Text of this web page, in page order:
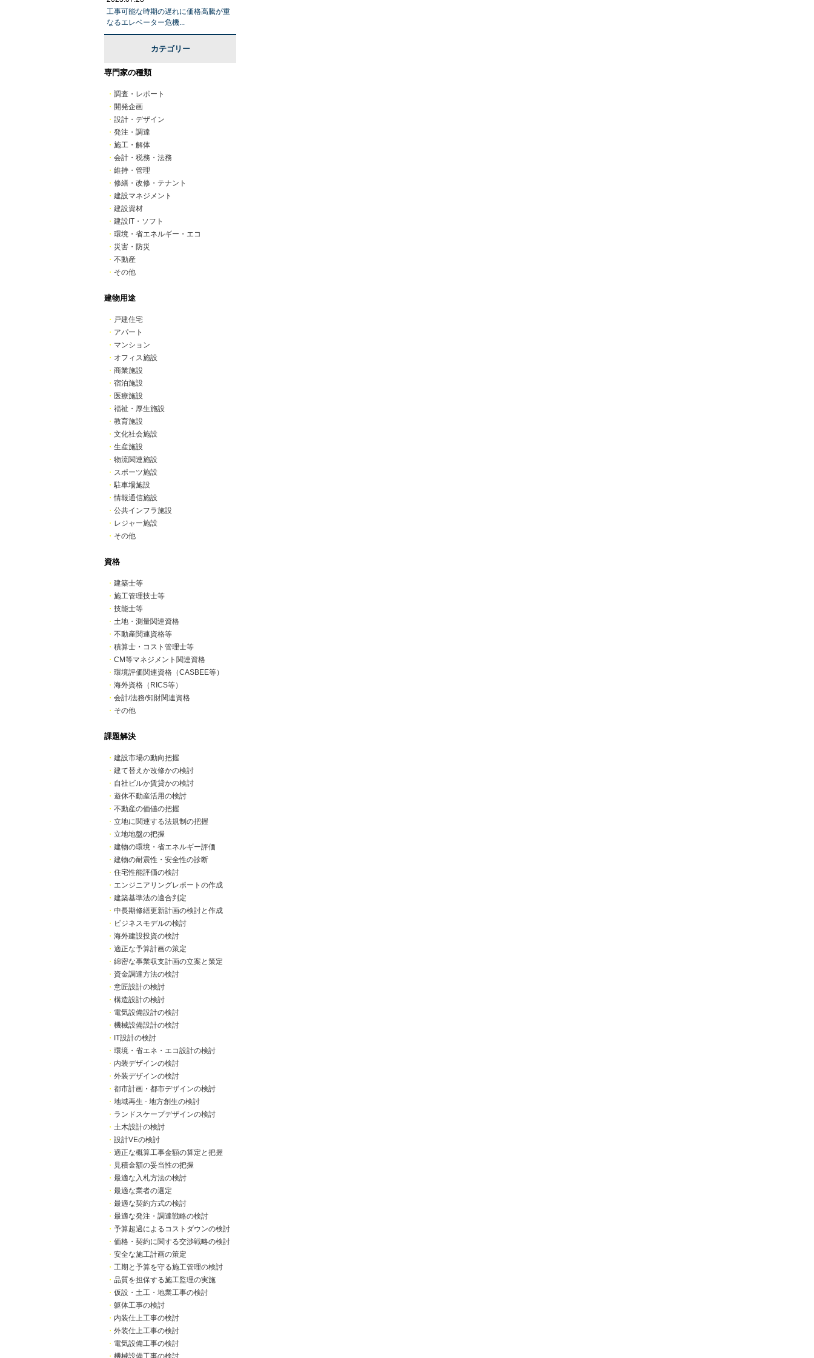
工事可能な時期の遅れに価格高騰が重
なるエレベーター危機...
カテゴリー
専門家の種類
・ 調査・レポート
・ 開発企画
・ 設計・デザイン
・ 発注・調達
・ 施工・解体
・ 会計・税務・法務
・ 維持・管理
・ 修繕・改修・テナント
・ 建設マネジメント
・ 建設資材
・ 建設IT・ソフト
・ 環境・省エネルギー・エコ
・ 災害・防災
・ 不動産
・ その他
建物用途
・ 戸建住宅
・ アパート
・ マンション
・ オフィス施設
・ 商業施設
・ 宿泊施設
・ 医療施設
・ 福祉・厚生施設
・ 教育施設
・ 文化社会施設
・ 生産施設
・ 物流関連施設
・ スポーツ施設
・駐車場施設
・情報通信施設
・ 公共インフラ施設
・ レジャー施設
・ その他
資格
・ 建築士等
・ 施工管理技士等
・ 技能士等
・ 土地・測量関連資格
・ 不動産関連資格等
・ 積算士・コスト管理士等
・ CM等マネジメント関連資格
・ 環境評価関連資格（CASBEE等）
・ 海外資格（RICS等）
・ 会計/法務/知財関連資格
・ その他
課題解決
・ 建設市場の動向把握
・ 建て替えか改修かの検討
・ 自社ビルか賃貸かの検討
・ 遊休不動産活用の検討
・ 不動産の価値の把握
・ 立地に関連する法規制の把握
・ 立地地盤の把握
・ 建物の環境・省エネルギー評価
・ 建物の耐震性・安全性の診断
・ 住宅性能評価の検討
・ エンジニアリングレポートの作成
・ 建築基準法の適合判定
・ 中長期修繕更新計画の検討と作成
・ ビジネスモデルの検討
・ 海外建設投資の検討
・ 適正な予算計画の策定
・ 綿密な事業収支計画の立案と策定
・ 資金調達方法の検討
・ 意匠設計の検討
・ 構造設計の検討
・ 電気設備設計の検討
・ 機械設備設計の検討
・ IT設計の検討
・ 環境・省エネ・エコ設計の検討
・ 内装デザインの検討
・ 外装デザインの検討
・ 都市計画・都市デザインの検討
・ 地域再生 - 地方創生の検討
・ ランドスケープデザインの検討
・ 土木設計の検討
・ 設計VEの検討
・ 適正な概算工事金額の算定と把握
・ 見積金額の妥当性の把握
・ 最適な入札方法の検討
・ 最適な業者の選定
・ 最適な契約方式の検討
・ 最適な発注・調達戦略の検討
・ 予算超過によるコストダウンの検討
・ 価格・契約に関する交渉戦略の検討
・ 安全な施工計画の策定
・ 工期と予算を守る施工管理の検討
・ 品質を担保する施工監理の実施
・ 仮設・土工・地業工事の検討
・ 躯体工事の検討
・ 内装仕上工事の検討
・ 外装仕上工事の検討
・ 電気設備工事の検討
・ 機械設備工事の検討